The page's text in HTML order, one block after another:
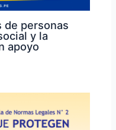
de personas
y la
apoyo